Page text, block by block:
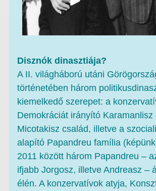
Disznók dinasztiája?
A II. világháború utáni
történetében három
kiemelkedő szerepet: a
Demokráciát irányító Karamanlisz
Micotakisz család, illetve a
alapító Papandreu família
2011 között három Papandreu –
ifjabb Jorgosz, illetve Andreasz –
élén. A konzervatívok atyja,